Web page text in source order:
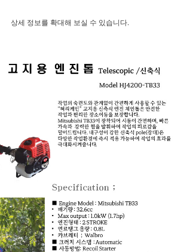
상세 정보를 확대해 보실 수 있습니다.